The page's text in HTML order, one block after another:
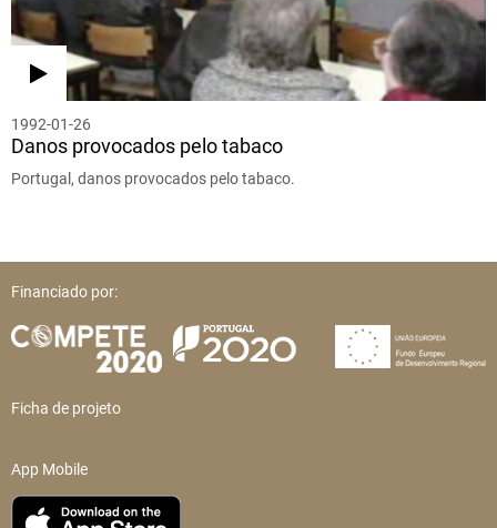
1992-01-26
Danos provocados pelo tabaco
Portugal, danos provocados pelo tabaco.
Financiado por:
Ficha de projeto
App Mobile